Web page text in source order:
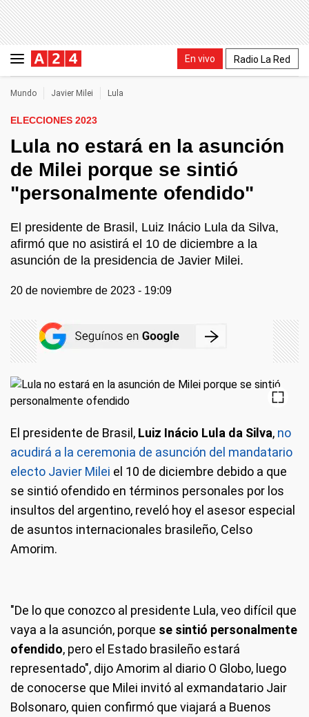
En vivo Radio La Red
Mundo Javier Milei Lula
ELECCIONES 2023
Lula no estará en la asunción
de Milei porque se sintió
"personalmente ofendido"
El presidente de Brasil, Luiz Inácio Lula da Silva,
afirmó que no asistirá el 10 de diciembre a la
asunción de la presidencia de Javier Milei.
20 de noviembre de 2023 - 19:09
El presidente de Brasil, Luiz Inácio Lula da Silva, no
acudirá a la ceremonia de asunción del mandatario
electo Javier Milei el 10 de diciembre debido a que
se sintió ofendido en términos personales por los
insultos del argentino, reveló hoy el asesor especial
de asuntos internacionales brasileño, Celso
Amorim.
"De lo que conozco al presidente Lula, veo difícil que
vaya a la asunción, porque se sintió personalmente
ofendido, pero el Estado brasileño estará
representado", dijo Amorim al diario O Globo, luego
de conocerse que Milei invitó al exmandatario Jair
Bolsonaro, quien confirmó que viajará a Buenos